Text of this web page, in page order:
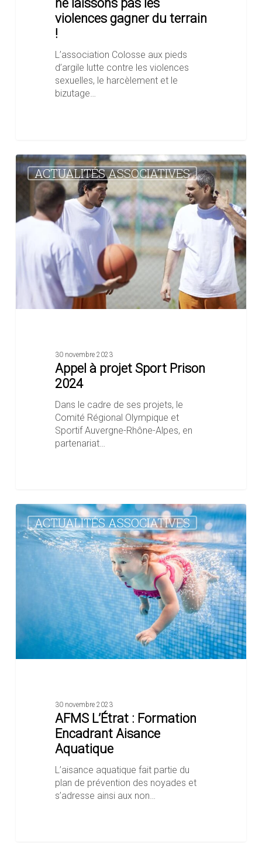
ne laissons pas les
violences gagner du terrain
!
L’association Colosse aux pieds
d’argile lutte contre les violences
sexuelles, le harcèlement et le
bizutage…
Appel
à
projet
Sport
Prison
2024
ACTUALITÉS ASSOCIATIVES
30 novembre 2023
Appel à projet Sport Prison
2024
Dans le cadre de ses projets, le
Comité Régional Olympique et
Sportif Auvergne-Rhône-Alpes, en
partenariat…
AFMS
L’Étrat
Formation
Encadrant
Aisance
Aquatique
ACTUALITÉS ASSOCIATIVES
30 novembre 2023
AFMS L’Étrat : Formation
Encadrant Aisance
Aquatique
L’aisance aquatique fait partie du
plan de prévention des noyades et
s’adresse ainsi aux non…